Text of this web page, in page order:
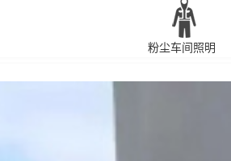
粉尘车间照明